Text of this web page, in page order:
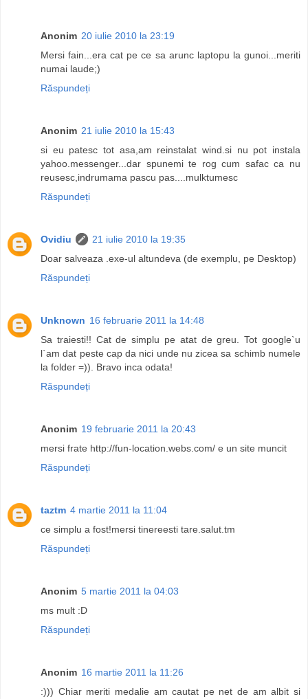
Anonim 20 iulie 2010 la 23:19
Mersi fain...era cat pe ce sa arunc laptopu la gunoi...meriti
numai laude;)
Răspundeți
Anonim 21 iulie 2010 la 15:43
si eu patesc tot asa,am reinstalat wind.si nu pot instala
yahoo.messenger...dar spunemi te rog cum safac ca nu
reusesc,indrumama pascu pas....mulktumesc
Răspundeți
Ovidiu
21 iulie 2010 la 19:35
Doar salveaza .exe-ul altundeva (de exemplu, pe Desktop)
Răspundeți
Unknown 16 februarie 2011 la 14:48
Sa traiesti!! Cat de simplu pe atat de greu. Tot google`u
l`am dat peste cap da nici unde nu zicea sa schimb numele
la folder =)). Bravo inca odata!
Răspundeți
Anonim 19 februarie 2011 la 20:43
mersi frate http://fun-location.webs.com/ e un site muncit
Răspundeți
taztm 4 martie 2011 la 11:04
ce simplu a fost!mersi tinereesti tare.salut.tm
Răspundeți
Anonim 5 martie 2011 la 04:03
ms mult :D
Răspundeți
Anonim 16 martie 2011 la 11:26
:))) Chiar meriti medalie am cautat pe net de am albit si